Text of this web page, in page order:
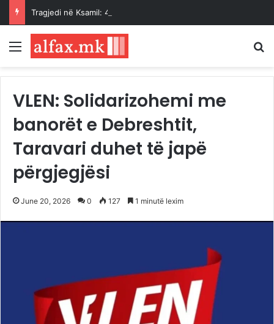
Menu
VLEN: Solidarizohemi me
banorët e Debreshtit,
Taravari duhet të japë
përgjegjësi
June 20, 2026 0 127 1 minutë lexim